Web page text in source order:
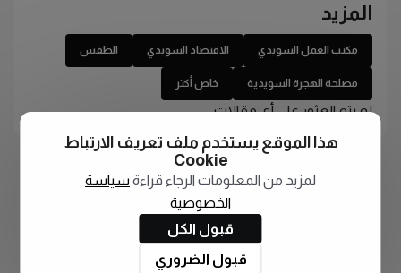
المزيد
مكتب العمل السويدي الاقتصاد السويدي الطقس
مصلحة الهجرة السويدية خاص أكتر
لم يتم العثور على أي مقالات
هذا الموقع يستخدم ملف تعريف الارتباط
Cookie
لمزيد من المعلومات الرجاء قراءة سياسة
الخصوصية
قبول الكل
قبول الضروري